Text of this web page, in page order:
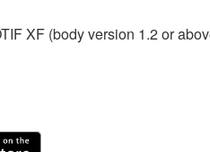
XF (body version 1.2 or